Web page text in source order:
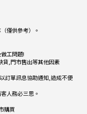
僅供參考）。
工問題!
貨,門市售出等其他因素
訂單訊息協助通知,造成不便
人務必三思。
購買